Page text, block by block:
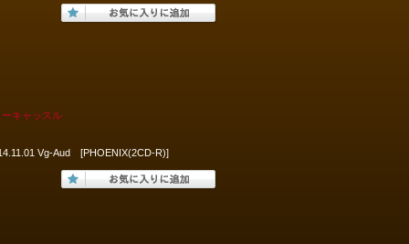
キャッスル
Vg-Aud [PHOENIX(2CD-R)]